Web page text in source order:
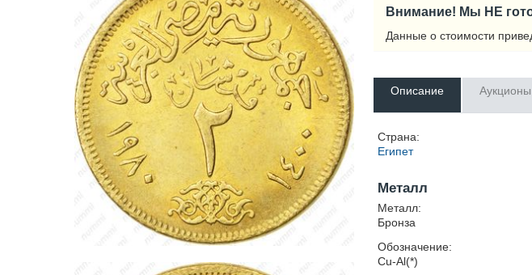
Внимание! Мы НЕ
Данные о стоимости
Описание Аукционы
Страна:
Египет
Металл
Металл:
Бронза
Обозначение:
Cu-Al(*)